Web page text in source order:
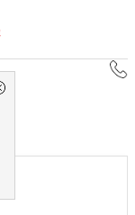
медиа
(3462) 550-877